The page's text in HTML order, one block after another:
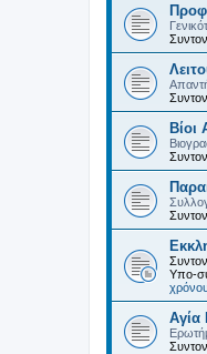
Βίοι
Υπο-
Αγία